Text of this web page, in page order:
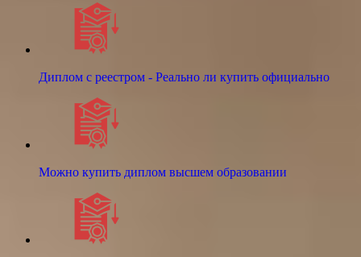
Диплом с реестром - Реально ли купить официально
Можно купить диплом высшем образовании